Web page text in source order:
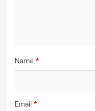
Name *
Email *